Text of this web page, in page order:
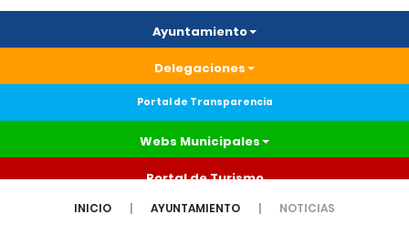
Ayuntamiento
Delegaciones
Portal de Transparencia
Webs Municipales
Portal de Turismo
INICIO AYUNTAMIENTO NOTICIAS